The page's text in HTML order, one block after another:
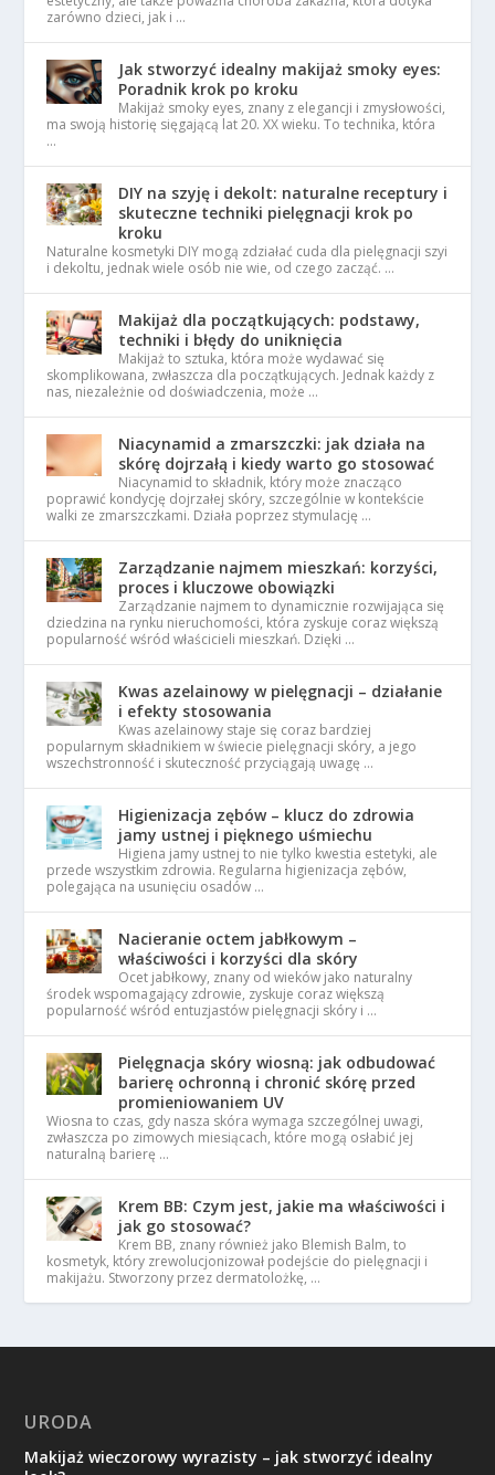
zarówno dzieci, jak i …
Jak stworzyć idealny makijaż smoky eyes:
Poradnik krok po kroku
Makijaż smoky eyes, znany z elegancji i zmysłowości,
ma swoją historię sięgającą lat 20. XX wieku. To technika, która
…
DIY na szyję i dekolt: naturalne receptury i
skuteczne techniki pielęgnacji krok po
kroku
Naturalne kosmetyki DIY mogą zdziałać cuda dla pielęgnacji szyi
i dekoltu, jednak wiele osób nie wie, od czego zacząć. …
Makijaż dla początkujących: podstawy,
techniki i błędy do uniknięcia
Makijaż to sztuka, która może wydawać się
skomplikowana, zwłaszcza dla początkujących. Jednak każdy z
nas, niezależnie od doświadczenia, może …
Niacynamid a zmarszczki: jak działa na
skórę dojrzałą i kiedy warto go stosować
Niacynamid to składnik, który może znacząco
poprawić kondycję dojrzałej skóry, szczególnie w kontekście
walki ze zmarszczkami. Działa poprzez stymulację …
Zarządzanie najmem mieszkań: korzyści,
proces i kluczowe obowiązki
Zarządzanie najmem to dynamicznie rozwijająca się
dziedzina na rynku nieruchomości, która zyskuje coraz większą
popularność wśród właścicieli mieszkań. Dzięki …
Kwas azelainowy w pielęgnacji – działanie
i efekty stosowania
Kwas azelainowy staje się coraz bardziej
popularnym składnikiem w świecie pielęgnacji skóry, a jego
wszechstronność i skuteczność przyciągają uwagę …
Higienizacja zębów – klucz do zdrowia
jamy ustnej i pięknego uśmiechu
Higiena jamy ustnej to nie tylko kwestia estetyki, ale
przede wszystkim zdrowia. Regularna higienizacja zębów,
polegająca na usunięciu osadów …
Nacieranie octem jabłkowym –
właściwości i korzyści dla skóry
Ocet jabłkowy, znany od wieków jako naturalny
środek wspomagający zdrowie, zyskuje coraz większą
popularność wśród entuzjastów pielęgnacji skóry i …
Pielęgnacja skóry wiosną: jak odbudować
barierę ochronną i chronić skórę przed
promieniowaniem UV
Wiosna to czas, gdy nasza skóra wymaga szczególnej uwagi,
zwłaszcza po zimowych miesiącach, które mogą osłabić jej
naturalną barierę …
Krem BB: Czym jest, jakie ma właściwości i
jak go stosować?
Krem BB, znany również jako Blemish Balm, to
kosmetyk, który zrewolucjonizował podejście do pielęgnacji i
makijażu. Stworzony przez dermatolożkę, …
URODA
Makijaż wieczorowy wyrazisty – jak stworzyć idealny